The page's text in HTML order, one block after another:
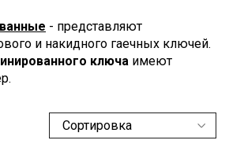
- представляют
и накидного гаечных ключей.
ключа имеют